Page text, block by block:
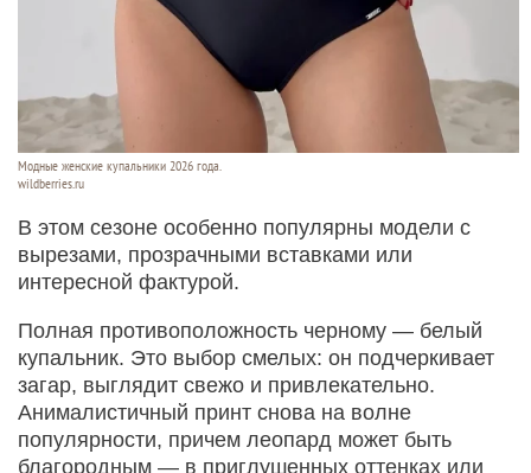
Модные женские купальники 2026 года.
wildberries.ru
В этом сезоне особенно популярны модели с
вырезами, прозрачными вставками или
интересной фактурой.
Полная противоположность черному — белый
купальник. Это выбор смелых: он подчеркивает
загар, выглядит свежо и привлекательно.
Анималистичный принт снова на волне
популярности, причем леопард может быть
благородным — в приглушенных оттенках или